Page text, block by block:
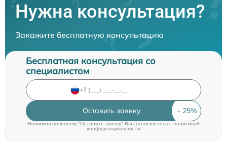
Нужна консультация?
Закажите бесплатную консультацию
Бесплатная консультация со
специалистом
Оставить заявку
Нажимая на кнопку "Оставить заявку" Вы соглашаетесь cполитикой
конфиденциальности